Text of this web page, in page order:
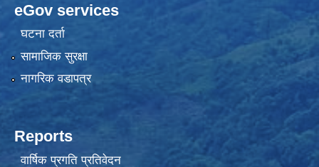
eGov services
घटना दर्ता
सामाजिक सुरक्षा
नागरिक वडापत्र
Reports
वार्षिक प्रगति प्रतिवेदन